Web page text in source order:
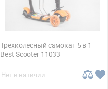
Трехколесный самокат 5 в 1
Best Scooter 11033
Нет в наличии